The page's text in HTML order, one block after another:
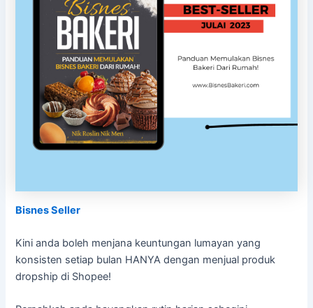
Bisnes Seller
Kini anda boleh menjana keuntungan lumayan yang
konsisten setiap bulan HANYA dengan menjual produk
dropship di Shopee!